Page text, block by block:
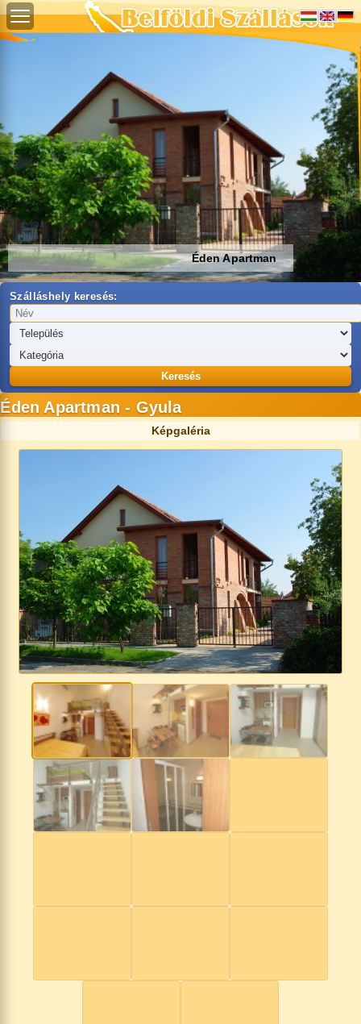
Éden Apartman
Szálláshely keresés:
Keresés
Éden Apartman - Gyula
Képgaléria